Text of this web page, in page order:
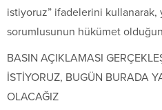
istiyoruz” ifadelerini kullanarak,
sorumlusunun hükümet
BASIN AÇIKLAMASI
İSTİYORUZ, BUGÜN BURADA
OLACAĞIZ